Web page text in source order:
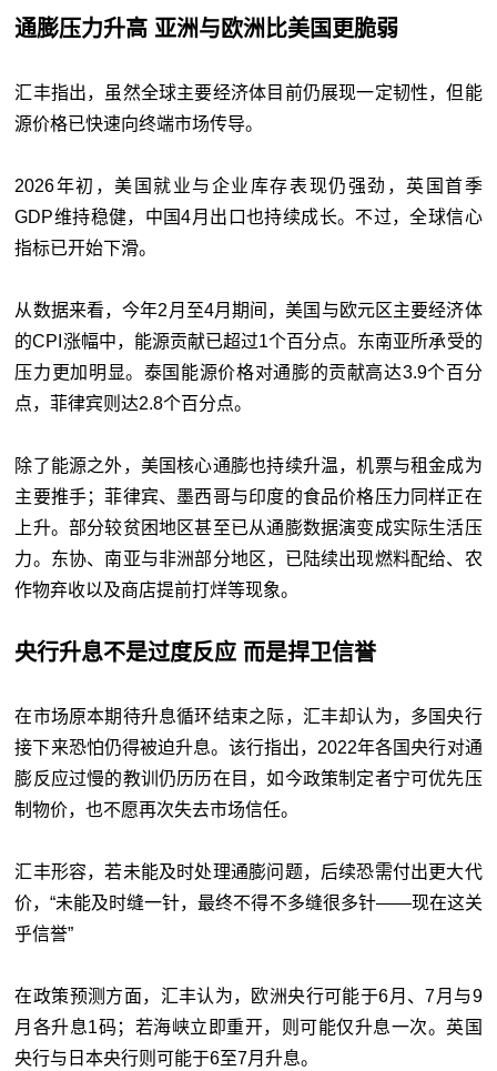
通膨压力升高 亚洲与欧洲比美国更脆弱
汇丰指出，虽然全球主要经济体目前仍展现一定韧性，但能
源价格已快速向终端市场传导。
2026年初，美国就业与企业库存表现仍强劲，英国首季
GDP维持稳健，中国4月出口也持续成长。不过，全球信心
指标已开始下滑。
从数据来看，今年2月至4月期间，美国与欧元区主要经济体
的CPI涨幅中，能源贡献已超过1个百分点。东南亚所承受的
压力更加明显。泰国能源价格对通膨的贡献高达3.9个百分
点，菲律宾则达2.8个百分点。
除了能源之外，美国核心通膨也持续升温，机票与租金成为
主要推手；菲律宾、墨西哥与印度的食品价格压力同样正在
上升。部分较贫困地区甚至已从通膨数据演变成实际生活压
力。东协、南亚与非洲部分地区，已陆续出现燃料配给、农
作物弃收以及商店提前打烊等现象。
央行升息不是过度反应 而是捍卫信誉
在市场原本期待升息循环结束之际，汇丰却认为，多国央行
接下来恐怕仍得被迫升息。该行指出，2022年各国央行对通
膨反应过慢的教训仍历历在目，如今政策制定者宁可优先压
制物价，也不愿再次失去市场信任。
汇丰形容，若未能及时处理通膨问题，后续恐需付出更大代
价，“未能及时缝一针，最终不得不多缝很多针——现在这关
乎信誉”
在政策预测方面，汇丰认为，欧洲央行可能于6月、7月与9
月各升息1码；若海峡立即重开，则可能仅升息一次。英国
央行与日本央行则可能于6至7月升息。